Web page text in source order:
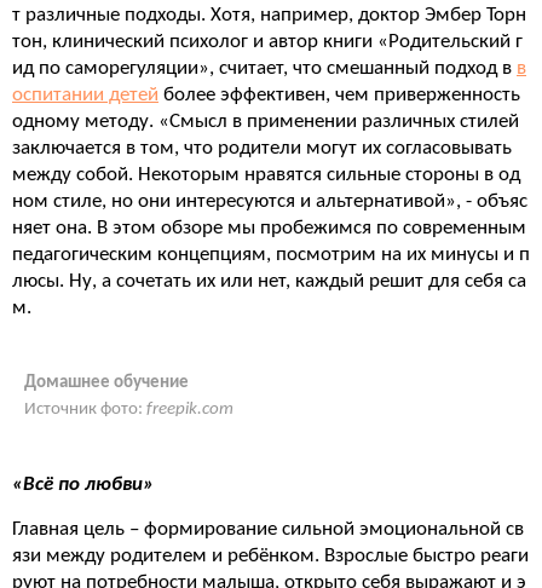
т различные подходы. Хотя, например, доктор Эмбер Торн
тон, клинический психолог и автор книги «Родительский г
ид по саморегуляции», считает, что смешанный подход в в
оспитании детей более эффективен, чем приверженность
одному методу. «Смысл в применении различных стилей
заключается в том, что родители могут их согласовывать
между собой. Некоторым нравятся сильные стороны в од
ном стиле, но они интересуются и альтернативой», - объяс
няет она. В этом обзоре мы пробежимся по современным
педагогическим концепциям, посмотрим на их минусы и п
люсы. Ну, а сочетать их или нет, каждый решит для себя са
м.
Домашнее обучение
Источник фото: freepik.com
«Всё по любви»
Главная цель – формирование сильной эмоциональной св
язи между родителем и ребёнком. Взрослые быстро реаги
руют на потребности малыша, открыто себя выражают и э